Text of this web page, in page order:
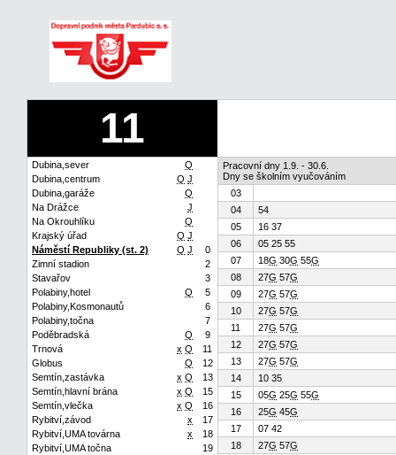
11
Dubina,sever
Q
Dubina,centrum
Q J
Dubina,garáže
Q
Na Drážce
J
Na Okrouhlíku
Q
Krajský úřad
Q J
Náměstí Republiky (st. 2)
Q J
0
Zimní stadion
2
Stavařov
3
Polabiny,hotel
Q
5
Polabiny,Kosmonautů
6
Polabiny,točna
7
Poděbradská
Q
9
Trnová
x Q
11
Globus
Q
12
Semtín,zastávka
x Q
13
Semtín,hlavní brána
x Q
15
Semtín,vlečka
x Q
16
Rybitví,závod
x
17
Rybitví,UMA továrna
x
18
Rybitví,UMA točna
19
Pracovní dny 1.9. - 30.6.
Dny se školním vyučováním
03
04
54
05
16 37
06
05 25 55
07
18G 30G 55G
08
27G 57G
09
27G 57G
10
27G 57G
11
27G 57G
12
27G 57G
13
27G 57G
14
10 35
15
05G 25G 55G
16
25G 45G
17
07 42
18
27G 57G